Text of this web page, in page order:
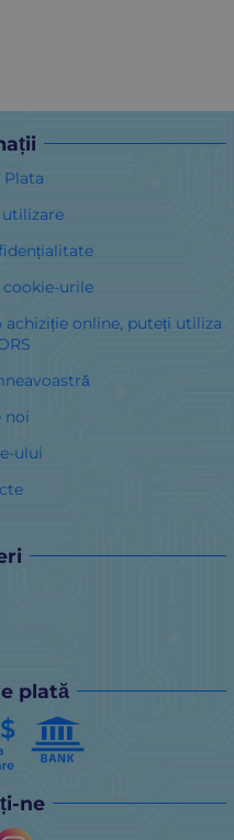
Plata
urile
online, puteți utiliza
noi
ului
plată
ne